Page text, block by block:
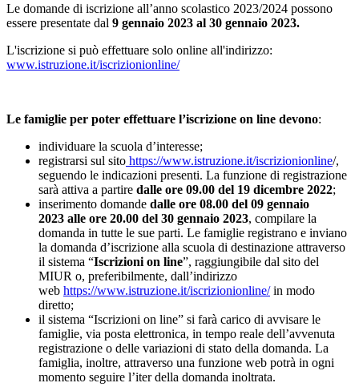
Le domande di iscrizione all’anno scolastico 2023/2024 possono
essere presentate dal 9 gennaio 2023 al 30 gennaio 2023.
L'iscrizione si può effettuare solo online all'indirizzo:
www.istruzione.it/iscrizionionline/
Le famiglie per poter effettuare l’iscrizione on line devono:
individuare la scuola d’interesse;
registrarsi sul sito https://www.istruzione.it/iscrizionionline/,
seguendo le indicazioni presenti. La funzione di registrazione
sarà attiva a partire dalle ore 09.00 del 19 dicembre 2022;
inserimento domande dalle ore 08.00 del 09 gennaio
2023 alle ore 20.00 del 30 gennaio 2023, compilare la
domanda in tutte le sue parti. Le famiglie registrano e inviano
la domanda d’iscrizione alla scuola di destinazione attraverso
il sistema “Iscrizioni on line”, raggiungibile dal sito del
MIUR o, preferibilmente, dall’indirizzo
web https://www.istruzione.it/iscrizionionline/ in modo
diretto;
il sistema “Iscrizioni on line” si farà carico di avvisare le
famiglie, via posta elettronica, in tempo reale dell’avvenuta
registrazione o delle variazioni di stato della domanda. La
famiglia, inoltre, attraverso una funzione web potrà in ogni
momento seguire l’iter della domanda inoltrata.